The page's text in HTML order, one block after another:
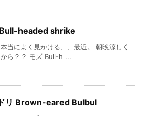
headed shrike
当によく見かける、、最近。 朝晩涼しく
ら？？ モズ Bull-h ...
リ Brown-eared Bulbul